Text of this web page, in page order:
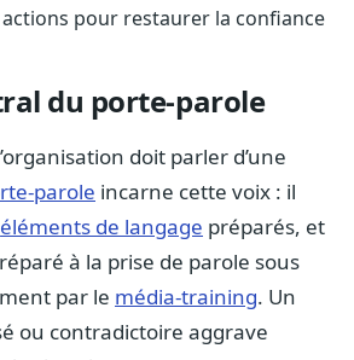
Hémicycle
publiques
métier
pour restaurer la confiance
du porte-parole
doit parler d’une
parole incarne cette voix : il
éléments de langage préparés, et
à la prise de parole sous
par le média-training. Un
ou contradictoire aggrave